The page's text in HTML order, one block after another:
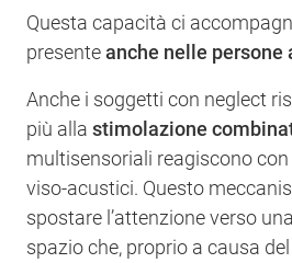
Questa capacità ci
presenteanche nelle persone
Anche i soggetti con neglect
più alla stimolazione
multisensoriali reagiscono
viso-acustici. Questo
spostare l’attenzione verso
spazio che, proprio a causa